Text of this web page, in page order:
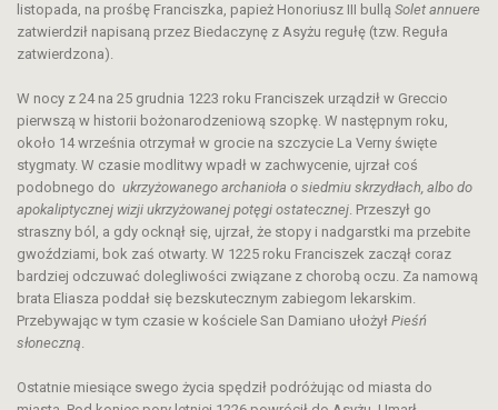
listopada, na prośbę Franciszka, papież Honoriusz III bullą Solet annuere
zatwierdził napisaną przez Biedaczynę z Asyżu regułę (tzw. Reguła
zatwierdzona).
W nocy z 24 na 25 grudnia 1223 roku Franciszek urządził w Greccio
pierwszą w historii bożonarodzeniową szopkę. W następnym roku,
około 14 września otrzymał w grocie na szczycie La Verny święte
stygmaty. W czasie modlitwy wpadł w zachwycenie, ujrzał coś
podobnego do ukrzyżowanego archanioła o siedmiu skrzydłach, albo do
apokaliptycznej wizji ukrzyżowanej potęgi ostatecznej. Przeszył go
straszny ból, a gdy ocknął się, ujrzał, że stopy i nadgarstki ma przebite
gwoździami, bok zaś otwarty. W 1225 roku Franciszek zaczął coraz
bardziej odczuwać dolegliwości związane z chorobą oczu. Za namową
brata Eliasza poddał się bezskutecznym zabiegom lekarskim.
Przebywając w tym czasie w kościele San Damiano ułożył Pieśń
słoneczną.
Ostatnie miesiące swego życia spędził podróżując od miasta do